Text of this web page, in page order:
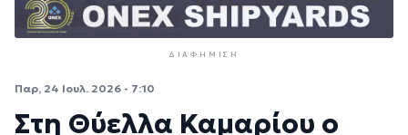
ΔΙΑΦΉΜΙΣΗ
Παρ, 24 Ιουλ. 2026 - 7:10
Στη Θύελλα Καμαρίου ο